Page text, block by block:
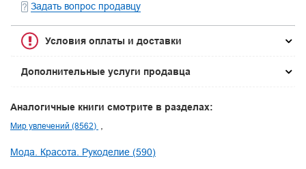
Задать вопрос продавцу
Условия оплаты и доставки
Дополнительные услуги продавца
Аналогичные книги смотрите в разделах:
Мир увлечений (8562)
Мода. Красота. Рукоделие (590)